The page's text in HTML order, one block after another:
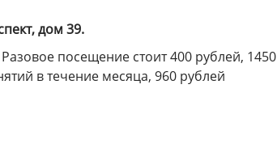
дом 39.
посещение стоит 400 рублей, 1450
в течение месяца, 960 рублей